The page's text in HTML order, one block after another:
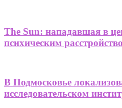
The Sun: нападавшая в
психическим
В Подмосковье
исследовательском